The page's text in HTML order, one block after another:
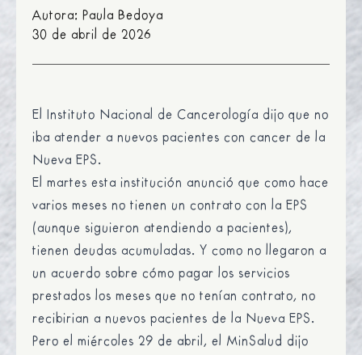
Autora: Paula Bedoya
30 de abril de 2026
El Instituto Nacional de Cancerología dijo que no
iba atender a nuevos pacientes con cancer de la
Nueva EPS.
El martes esta institución anunció que como hace
varios meses no tienen un contrato con la EPS
(aunque siguieron atendiendo a pacientes),
tienen deudas acumuladas. Y como no llegaron a
un acuerdo sobre cómo pagar los servicios
prestados los meses que no tenían contrato, no
recibirian a nuevos pacientes de la Nueva EPS.
Pero el miércoles 29 de abril, el MinSalud dijo